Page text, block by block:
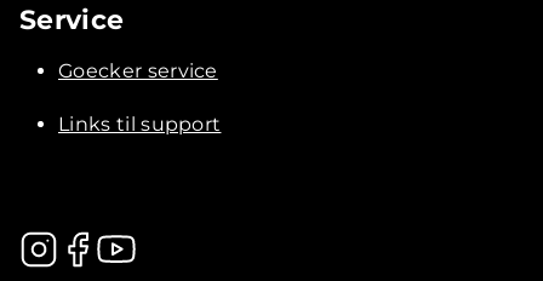
Service
Goecker service
Links til support